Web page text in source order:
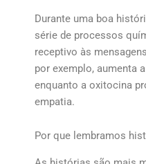
Durante uma boa
série de processos
receptivo às
por exemplo, aumenta
enquanto a oxitocina
empatia.
Por que lembramos